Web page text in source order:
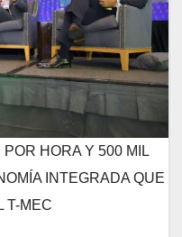
HORA Y 500 MIL
INTEGRADA QUE
T-MEC